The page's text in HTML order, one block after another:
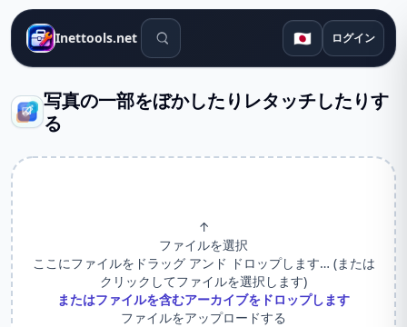
Inettools.net 検索ツール 🇯🇵 ログイン
写真の一部をぼかしたりレタッチしたりす
る
↑
ファイルを選択
ここにファイルをドラッグ アンド ドロップします… (または
クリックしてファイルを選択します)
またはファイルを含むアーカイブをドロップします
ファイルをアップロードする